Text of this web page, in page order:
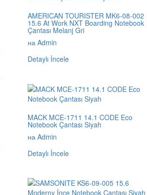
AMERICAN TOURISTER MK6-08-002
15.6 At Work NXT Boarding Notebook
Çantası Melanj Gri
на Admin
Detaylı İncele
MACK MCE-1711 14.1 CODE Eco
Notebook Çantası Siyah
на Admin
Detaylı İncele